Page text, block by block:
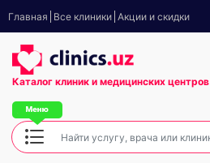
Главная Все клиники Акции и скидки
Каталог клиник и медицинских центров